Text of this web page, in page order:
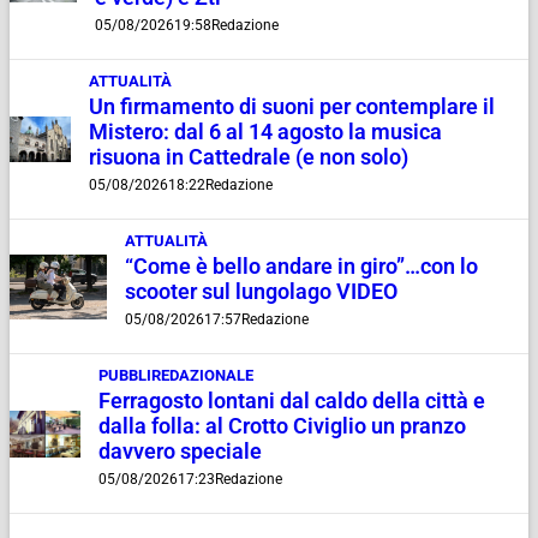
05/08/202619:58 Redazione
ATTUALITÀ
Un firmamento di suoni per contemplare il
Mistero: dal 6 al 14 agosto la musica
risuona in Cattedrale (e non solo)
05/08/202618:22Redazione
ATTUALITÀ
“Come è bello andare in giro”…con lo
scooter sul lungolago VIDEO
05/08/202617:57Redazione
PUBBLIREDAZIONALE
Ferragosto lontani dal caldo della città e
dalla folla: al Crotto Civiglio un pranzo
davvero speciale
05/08/202617:23 Redazione